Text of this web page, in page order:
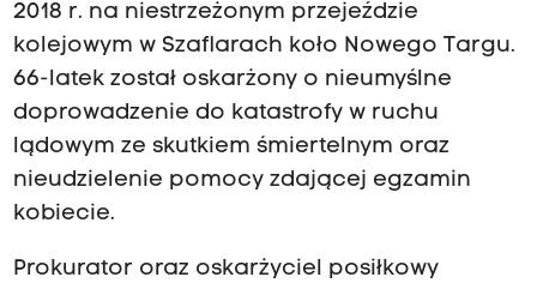
2018 r. na niestrzeżonym przejeździe
kolejowym w Szaflarach koło Nowego Targu.
66-latek został oskarżony o nieumyślne
doprowadzenie do katastrofy w ruchu
lądowym ze skutkiem śmiertelnym oraz
nieudzielenie pomocy zdającej egzamin
kobiecie.
Prokurator oraz oskarżyciel posiłkowy